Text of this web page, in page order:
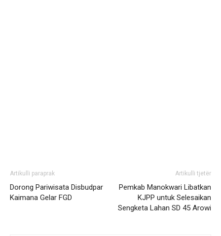
Artikulli paraprak
Dorong Pariwisata Disbudpar
Kaimana Gelar FGD
Artikulli tjetër
Pemkab Manokwari Libatkan
KJPP untuk Selesaikan
Sengketa Lahan SD 45 Arowi